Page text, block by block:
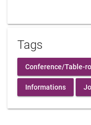
Tags
Conference/Table-
Informations